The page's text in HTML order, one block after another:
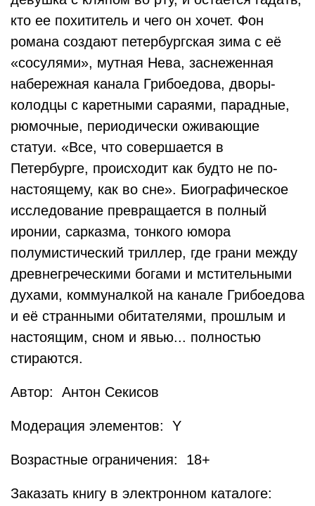
кто ее похититель и чего он хочет. Фон
романа создают петербургская зима с её
«сосулями», мутная Нева, заснеженная
набережная канала Грибоедова, дворы-
колодцы с каретными сараями, парадные,
рюмочные, периодически оживающие
статуи. «Все, что совершается в
Петербурге, происходит как будто не по-
настоящему, как во сне». Биографическое
исследование превращается в полный
иронии, сарказма, тонкого юмора
полумистический триллер, где грани между
древнегреческими богами и мстительными
духами, коммуналкой на канале Грибоедова
и её странными обитателями, прошлым и
настоящим, сном и явью... полностью
стираются.
Автор: Антон Секисов
Модерация элементов: Y
Возрастные ограничения: 18+
Заказать книгу в электронном каталоге: